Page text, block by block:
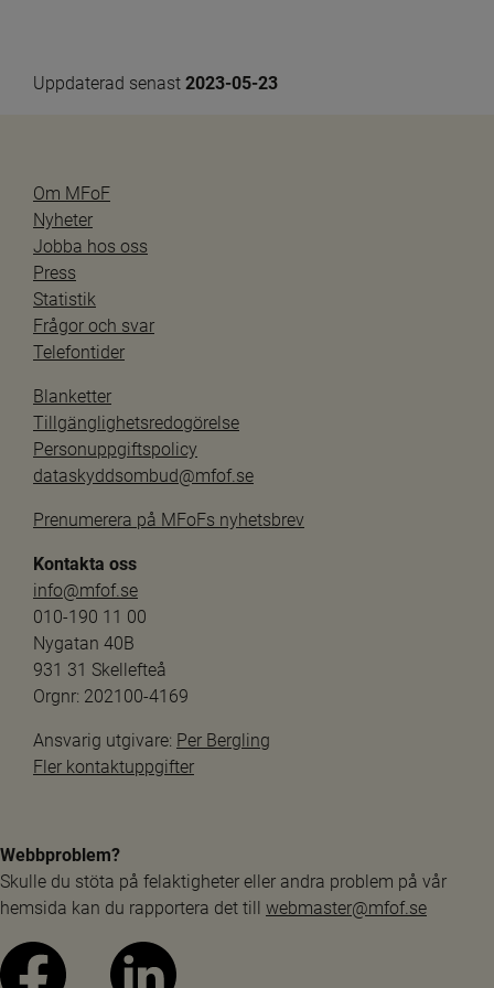
Uppdaterad senast 2023-05-23
Om MFoF
Nyheter
Jobba hos oss
Press
Statistik
Frågor och svar
Telefontider
Blanketter
Tillgänglighetsredogörelse
Personuppgiftspolicy
dataskyddsombud@mfof.se
Prenumerera på MFoFs nyhetsbrev
Kontakta oss
info@mfof.se
010-190 11 00
Nygatan 40B
931 31 Skellefteå
Orgnr: 202100-4169
Ansvarig utgivare: Per Bergling
Fler kontaktuppgifter
Webbproblem?
Skulle du stöta på felaktigheter eller andra problem på vår
hemsida kan du rapportera det till webmaster@mfof.se